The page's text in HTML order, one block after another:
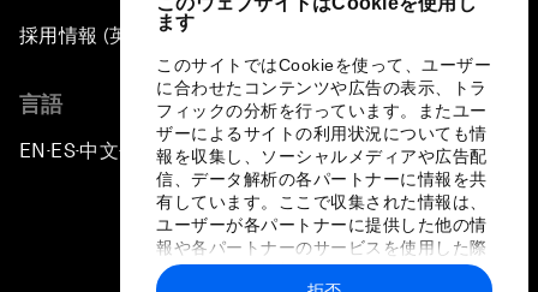
ます
このサイトではCookieを使って、ユーザー
に合わせたコンテンツや広告の表示、トラ
フィックの分析を行っています。またユー
ザーによるサイトの利用状況についても情
報を収集し、ソーシャルメディアや広告配
信、データ解析の各パートナーに情報を共
有しています。ここで収集された情報は、
ユーザーが各パートナーに提供した他の情
報や各パートナーのサービスを使用した際
に収集された情報と組み合わされ、各パー
採用情報 (英語のみ)
言語
EN ▪ES▪中文▪ 日本語